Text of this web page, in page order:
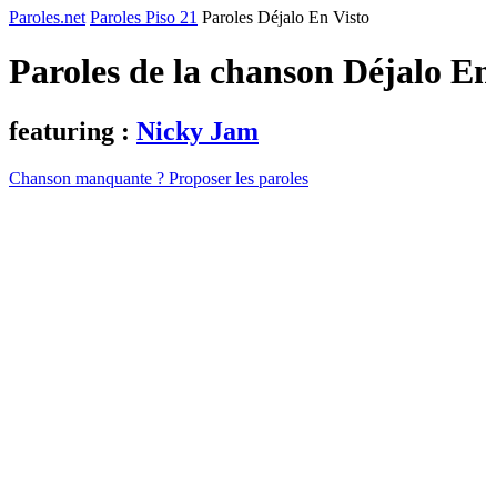
Paroles.net Paroles Piso 21 Paroles Déjalo En Visto
Paroles de la chanson Déjalo
featuring : Nicky Jam
Chanson manquante ? Proposer les paroles